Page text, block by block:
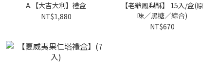
A.【大吉大利】禮盒
NT$1,880
【老爺鳳梨酥】 15入/盒(原
味／黑糖／綜合)
NT$670